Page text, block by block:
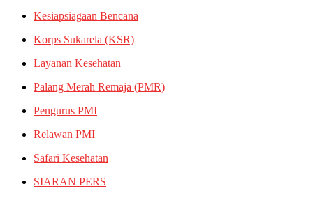
Kesiapsiagaan Bencana
Korps Sukarela (KSR)
Layanan Kesehatan
Palang Merah Remaja (PMR)
Pengurus PMI
Relawan PMI
Safari Kesehatan
SIARAN PERS